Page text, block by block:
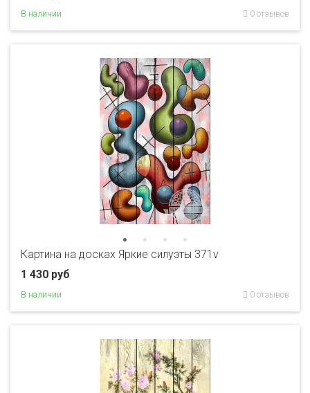
В наличии 0 отзывов
Картина на досках Яркие силуэты 371v
1 430 руб
В наличии 0 отзывов